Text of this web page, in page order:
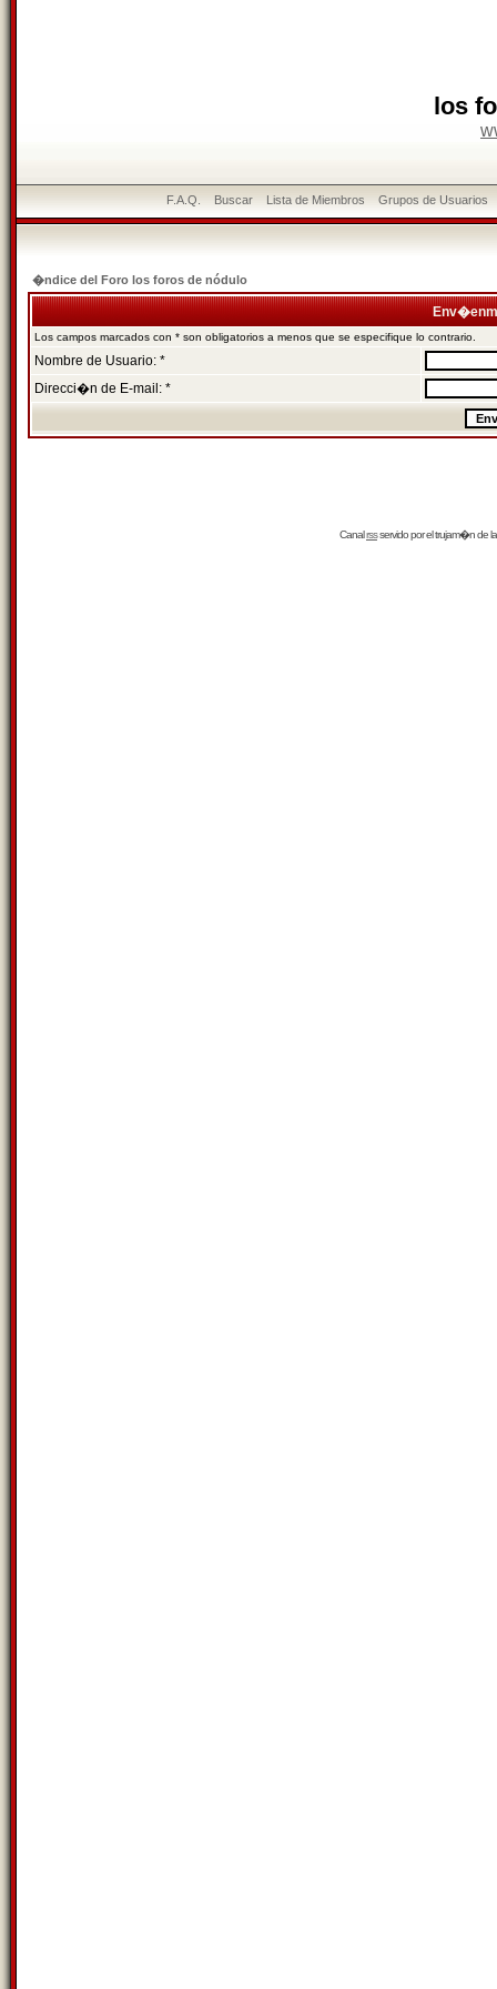
los
F.A.Q. Buscar Lista de Miembros Grupos de Usuarios
�ndice del Foro los foros de nódulo
Los campos marcados con * son obligatorios a menos que se especifique lo contrario.
Nombre de Usuario: *
Direcci�n de E-mail: *
Canalrssservido por eltrujam�nde